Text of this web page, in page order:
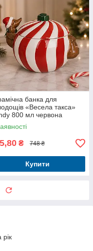
банка для
«Весела такса»
800 мл червона
₴ 748 ₴
Купити
рік